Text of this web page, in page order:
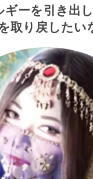
ギーを引き出
取り戻したい